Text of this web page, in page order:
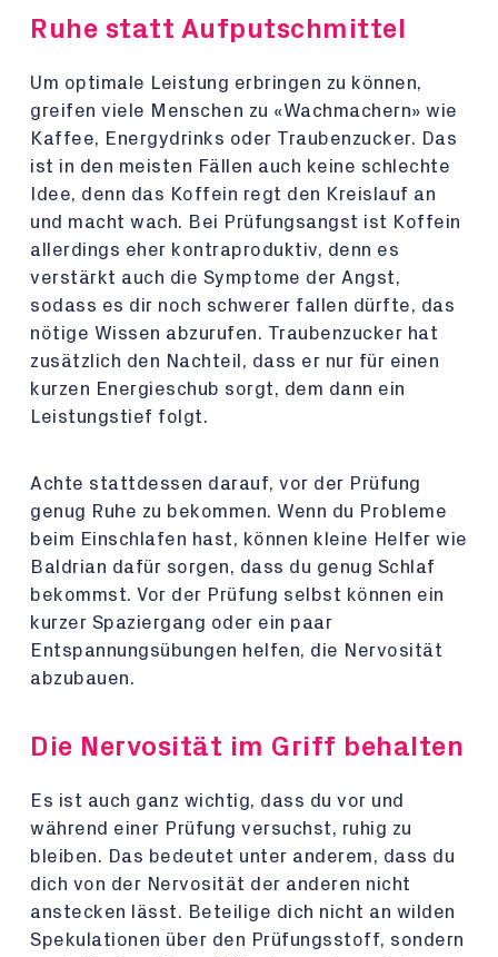
Ruhe statt Aufputschmittel
Um optimale Leistung erbringen zu können,
greifen viele Menschen zu «Wachmachern» wie
Kaffee, Energydrinks oder Traubenzucker. Das
ist in den meisten Fällen auch keine schlechte
Idee, denn das Koffein regt den Kreislauf an
und macht wach. Bei Prüfungsangst ist Koffein
allerdings eher kontraproduktiv, denn es
verstärkt auch die Symptome der Angst,
sodass es dir noch schwerer fallen dürfte, das
nötige Wissen abzurufen. Traubenzucker hat
zusätzlich den Nachteil, dass er nur für einen
kurzen Energieschub sorgt, dem dann ein
Leistungstief folgt.
Achte stattdessen darauf, vor der Prüfung
genug Ruhe zu bekommen. Wenn du Probleme
beim Einschlafen hast, können kleine Helfer wie
Baldrian dafür sorgen, dass du genug Schlaf
bekommst. Vor der Prüfung selbst können ein
kurzer Spaziergang oder ein paar
Entspannungsübungen helfen, die Nervosität
abzubauen.
Die Nervosität im Griff behalten
Es ist auch ganz wichtig, dass du vor und
während einer Prüfung versuchst, ruhig zu
bleiben. Das bedeutet unter anderem, dass du
dich von der Nervosität der anderen nicht
anstecken lässt. Beteilige dich nicht an wilden
Spekulationen über den Prüfungsstoff, sondern